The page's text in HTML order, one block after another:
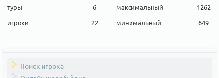
туры
6
игроки
22
максимальный
1262
минимальный
649
Поиск игрока